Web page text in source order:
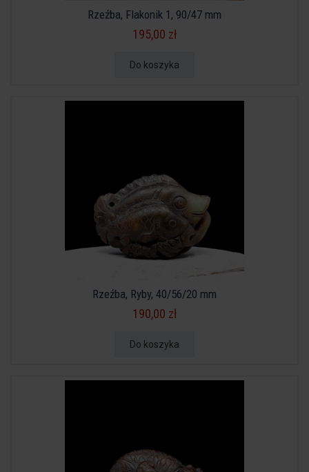
Rzeźba, Flakonik 1, 90/47 mm
195,00 zł
Do koszyka
Rzeźba, Ryby, 40/56/20 mm
190,00 zł
Do koszyka